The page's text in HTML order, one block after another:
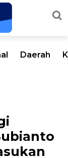
Daerah